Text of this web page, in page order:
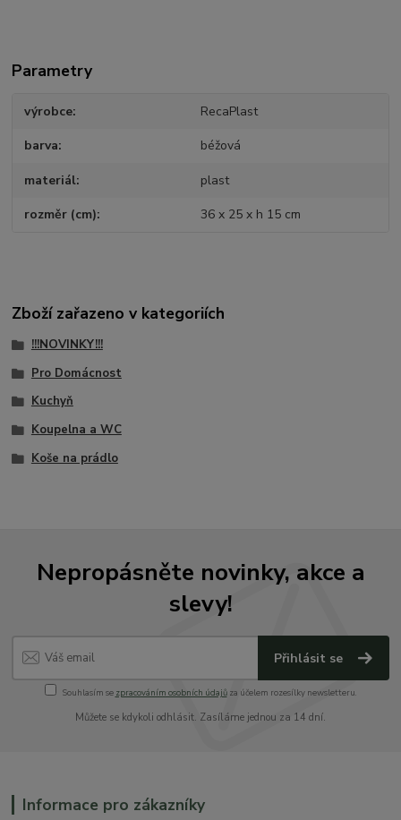
Parametry
výrobce RecaPlast
barva béžová
materiál plast
rozměr (cm) 36 x 25 x h 15 cm
Zboží zařazeno v kategoriích
!!!NOVINKY!!!
Pro Domácnost
Kuchyň
Koupelna a WC
Koše na prádlo
Nepropásněte novinky, akce a
slevy!
Přihlásit se
Souhlasím se zpracováním osobních údajůza účelem rozesílky newsletteru.
Můžete se kdykoli odhlásit. Zasíláme jednou za 14 dní.
Informace pro zákazníky